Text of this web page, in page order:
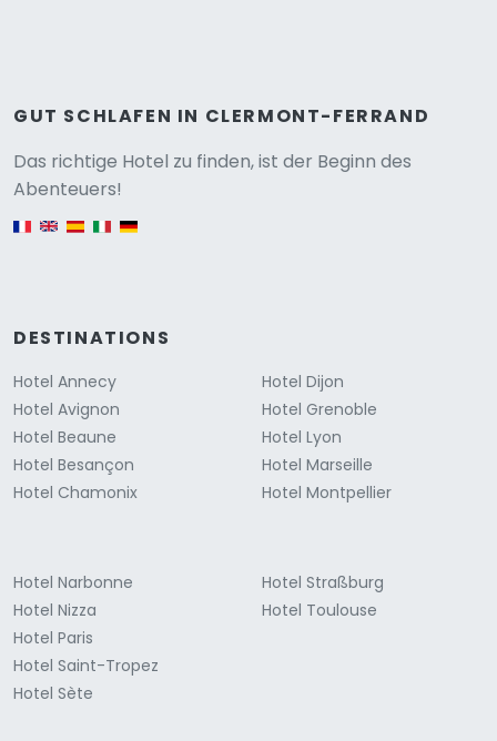
GUT SCHLAFEN IN CLERMONT-FERRAND
Das richtige Hotel zu finden, ist der Beginn des
Abenteuers!
English version
DESTINATIONS
Hotel Annecy
Hotel Avignon
Hotel Beaune
Hotel Besançon
Hotel Chamonix
Hotel Dijon
Hotel Grenoble
Hotel Lyon
Hotel Marseille
Hotel Montpellier
Hotel Narbonne
Hotel Nizza
Hotel Paris
Hotel Saint-Tropez
Hotel Sète
Hotel Straßburg
Hotel Toulouse